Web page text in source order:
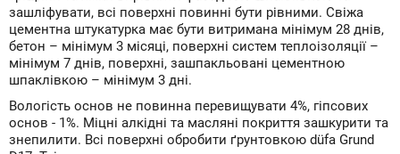
зашліфувати, всі поверхні повинні бути рівними. Свіжа
цементна штукатурка має бути витримана мінімум 28 днів,
бетон – мінімум 3 місяці, поверхні систем теплоізоляції –
мінімум 7 днів, поверхні, зашпакльовані цементною
шпаклівкою – мінімум 3 дні.
Вологість основ не повинна перевищувати 4%, гіпсових
основ - 1%. Міцні алкідні та масляні покриття зашкурити та
знепилити. Всі поверхні обробити ґрунтовкою düfa Grund